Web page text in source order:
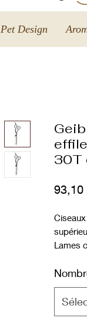
Pet Design
30T
93,10
Lames
Type